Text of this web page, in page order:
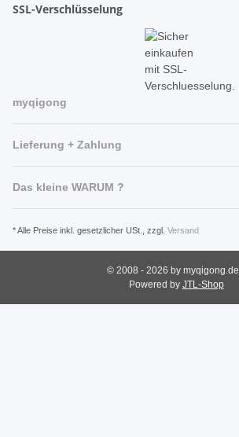
SSL-Verschlüsselung
myqigong
Lieferung + Zahlung
Das kleine WARUM ?
* Alle Preise inkl. gesetzlicher USt., zzgl. Versand
© 2008 - 2026 by myqigong.de
Powered by JTL-Shop